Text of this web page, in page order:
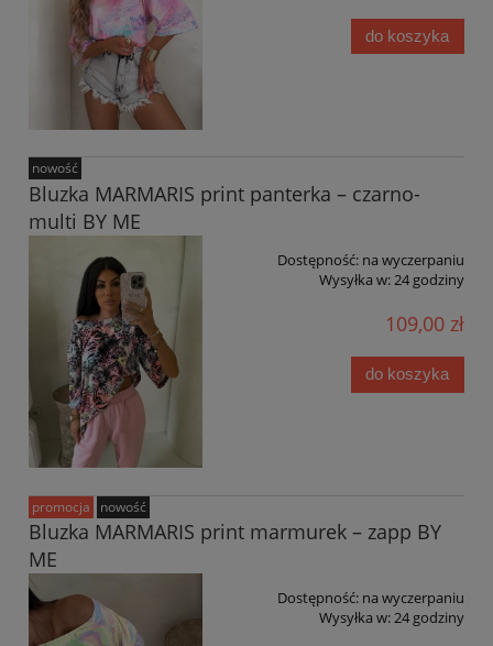
do koszyka
Bluzka MARMARIS print panterka – czarno-
multi BY ME
Dostępność: na wyczerpaniu
Wysyłka w:24 godziny
109,00 zł
do koszyka
nowość
Bluzka MARMARIS print marmurek – zapp BY
ME
Dostępność: na wyczerpaniu
Wysyłka w:24 godziny
promocja nowość